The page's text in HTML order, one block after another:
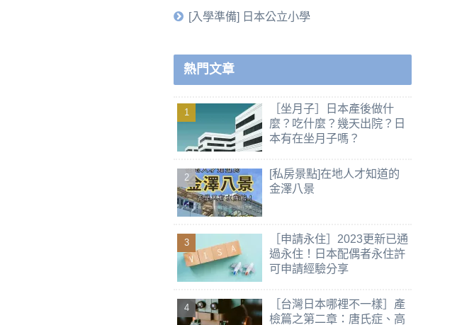
[入學準備] 日本公立小學
熱門文章
［坐月子］日本產後做什
麼？吃什麼？幾天出院？日
本有在坐月子嗎？
[私房景點]在地人才知道的
金澤八景
［申請永住］2023更新已通
過永住！日本配偶者永住許
可申請經驗分享
［台灣日本哪裡不一樣］產
檢篇之第二章：唐氏症、高